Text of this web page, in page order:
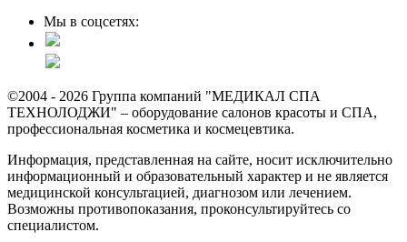
Мы в соцсетях:
©2004 - 2026 Группа компаний "МЕДИКАЛ СПА
ТЕХНОЛОДЖИ" – оборудование салонов красоты и СПА,
профессиональная косметика и космецевтика.
Информация, представленная на сайте, носит исключительно
информационный и образовательный характер и не является
медицинской консультацией, диагнозом или лечением.
Возможны противопоказания, проконсультируйтесь со
специалистом.